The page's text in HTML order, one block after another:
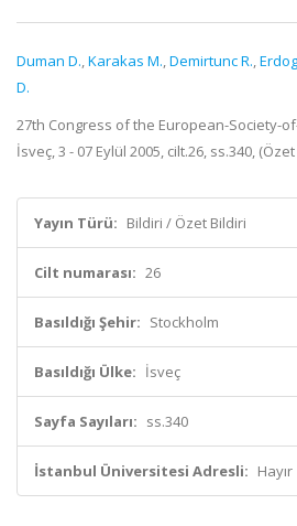
Duman D.,Karakas M.,Demirtunc R.,
D.
27th Congress of the European-Society-
İsveç, 3 - 07 Eylül 2005, cilt.26, ss.340,
Yayın Türü: Bildiri / Özet Bildiri
Cilt numarası: 26
Basıldığı Şehir: Stockholm
Basıldığı Ülke: İsveç
Sayfa Sayıları: ss.340
İstanbul Üniversitesi Adresli: Hayır